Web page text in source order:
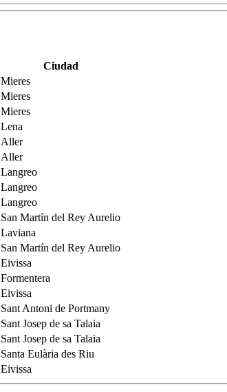
Ciudad
Mieres
Mieres
Mieres
Lena
Aller
Aller
Langreo
Langreo
Langreo
San Martín del Rey Aurelio
Laviana
San Martín del Rey Aurelio
Eivissa
Formentera
Eivissa
Sant Antoni de Portmany
Sant Josep de sa Talaia
Sant Josep de sa Talaia
Santa Eulària des Riu
Eivissa